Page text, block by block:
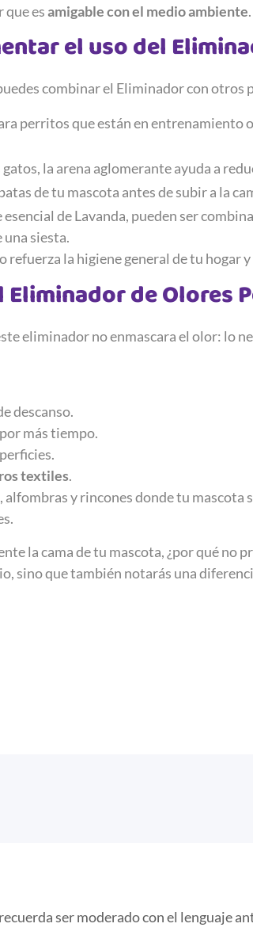
que esamigable con el medio ambiente.
el uso del
combinar el Eliminador con otros
perritos que están en
gatos, la arena aglomerante ayuda a
de tu mascota antes de subir a la
esencial de Lavanda, pueden ser
siesta.
la higiene general de tu hogar
de Olores
eliminador no enmascara el olor: lo
descanso.
más tiempo.
textiles.
y rincones donde tu
la cama de tu mascota, ¿por qué no
sino que también notarás una
ser moderado con el lenguaje